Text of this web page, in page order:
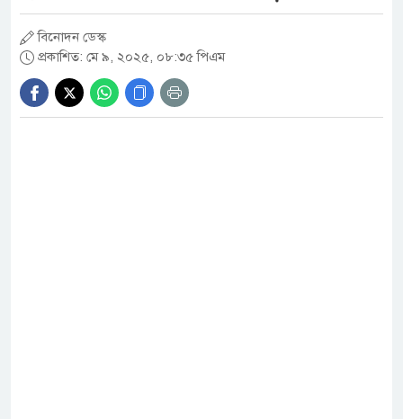
বিনোদন ডেস্ক
প্রকাশিত: মে ৯, ২০২৫, ০৮:৩৫ পিএম